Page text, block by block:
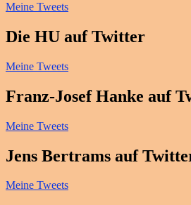
Meine Tweets
Die HU auf Twitter
Meine Tweets
Franz-Josef Hanke auf
Meine Tweets
Jens Bertrams auf
Meine Tweets